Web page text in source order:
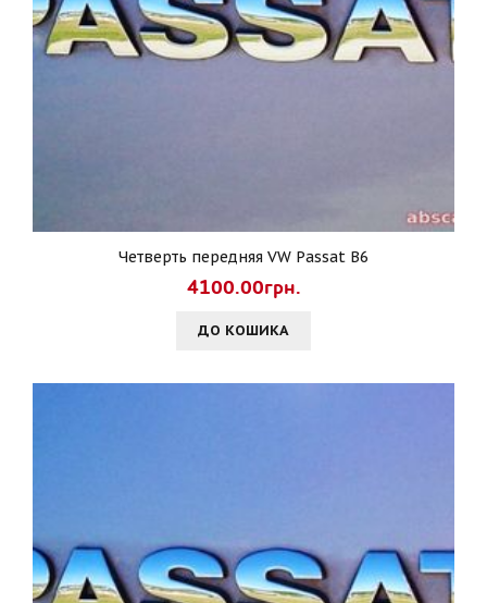
Четверть передняя VW Passat B6
4100.00грн.
ДО КОШИКА